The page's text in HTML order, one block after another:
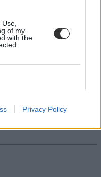
of my
with the
Privacy Policy